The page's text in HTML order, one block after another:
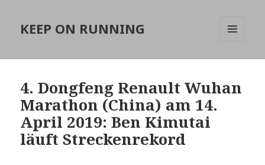
KEEP ON RUNNING
4. Dongfeng Renault Wuhan
Marathon (China) am 14.
April 2019: Ben Kimutai
läuft Streckenrekord